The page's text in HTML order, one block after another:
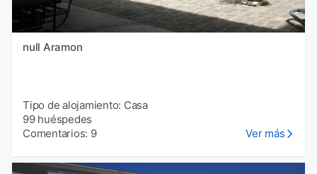
null Aramon
Tipo de alojamiento: Casa
99 huéspedes
Comentarios: 9
Ver más